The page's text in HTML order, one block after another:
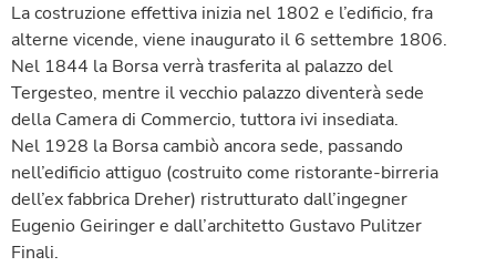
La costruzione effettiva inizia nel 1802 e l’edificio, fra
alterne vicende, viene inaugurato il 6 settembre 1806.
Nel 1844 la Borsa verrà trasferita al palazzo del
Tergesteo, mentre il vecchio palazzo diventerà sede
della Camera di Commercio, tuttora ivi insediata.
Nel 1928 la Borsa cambiò ancora sede, passando
nell’edificio attiguo (costruito come ristorante-birreria
dell’ex fabbrica Dreher) ristrutturato dall’ingegner
Eugenio Geiringer e dall’architetto Gustavo Pulitzer
Finali.